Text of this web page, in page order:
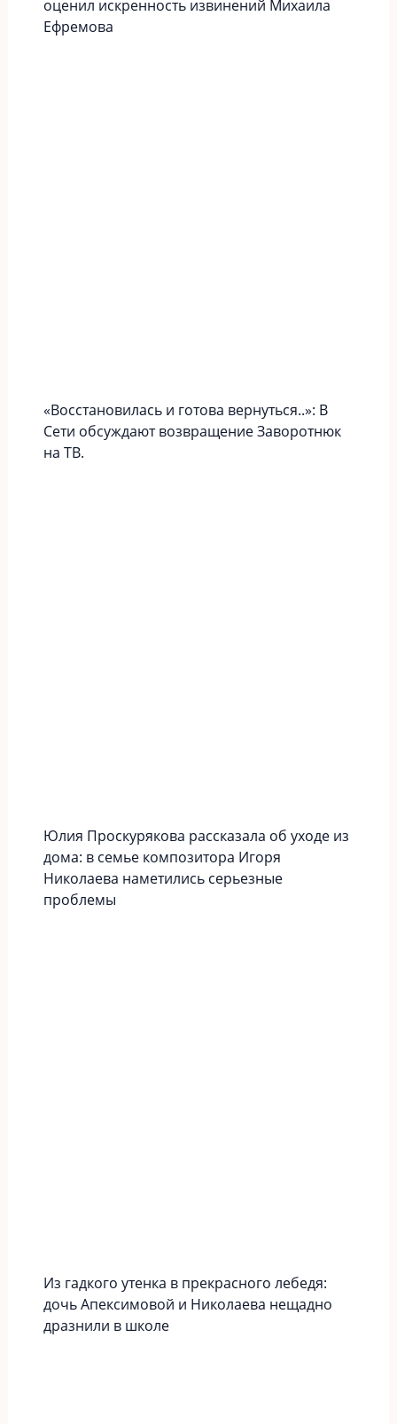
оценил искренность извинений Михаила
Ефремова
«Вoccтaновилась и готова вернуться..»: В
Сети обсуждают возвращение Заворотнюк
на ТВ.
Юлия Проскурякова рассказала об уходе из
дома: в семье композитора Игоря
Николаева наметились серьезные
проблемы
Из гадкого утенка в прекрасного лебедя:
дочь Апексимовой и Николаева нещадно
дразнили в школе